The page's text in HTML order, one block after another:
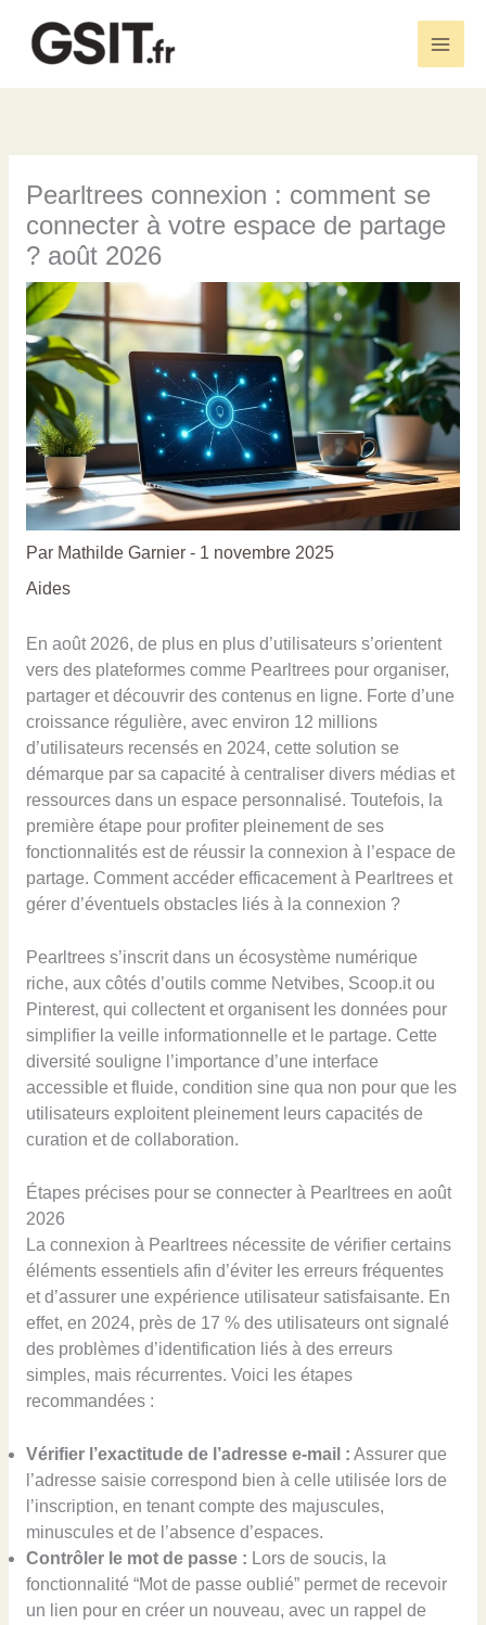
contenu
Main
Pearltrees connexion : comment se
connecter à votre espace de partage
? août 2026
Par Mathilde Garnier - 1 novembre 2025
Aides
En août 2026, de plus en plus d’utilisateurs s’orientent
vers des plateformes comme Pearltrees pour organiser,
partager et découvrir des contenus en ligne. Forte d’une
croissance régulière, avec environ 12 millions
d’utilisateurs recensés en 2024, cette solution se
démarque par sa capacité à centraliser divers médias et
ressources dans un espace personnalisé. Toutefois, la
première étape pour profiter pleinement de ses
fonctionnalités est de réussir la connexion à l’espace de
partage. Comment accéder efficacement à Pearltrees et
gérer d’éventuels obstacles liés à la connexion ?
Pearltrees s’inscrit dans un écosystème numérique
riche, aux côtés d’outils comme Netvibes, Scoop.it ou
Pinterest, qui collectent et organisent les données pour
simplifier la veille informationnelle et le partage. Cette
diversité souligne l’importance d’une interface
accessible et fluide, condition sine qua non pour que les
utilisateurs exploitent pleinement leurs capacités de
curation et de collaboration.
Étapes précises pour se connecter à Pearltrees en août
2026
La connexion à Pearltrees nécessite de vérifier certains
éléments essentiels afin d’éviter les erreurs fréquentes
et d’assurer une expérience utilisateur satisfaisante. En
effet, en 2024, près de 17 % des utilisateurs ont signalé
des problèmes d’identification liés à des erreurs
simples, mais récurrentes. Voici les étapes
recommandées :
Vérifier l’exactitude de l’adresse e-mail : Assurer que
l’adresse saisie correspond bien à celle utilisée lors de
l’inscription, en tenant compte des majuscules,
minuscules et de l’absence d’espaces.
Contrôler le mot de passe : Lors de soucis, la
fonctionnalité “Mot de passe oublié” permet de recevoir
un lien pour en créer un nouveau, avec un rappel de